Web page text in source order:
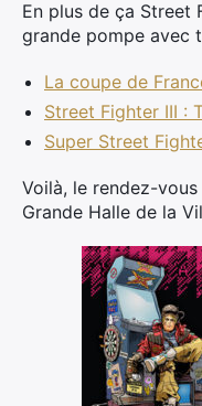
En plus de ça Street
grande pompe avec
La coupe de
Street Fighter III :
Super Street
Voilà, le rendez-
Grande Halle de la
: